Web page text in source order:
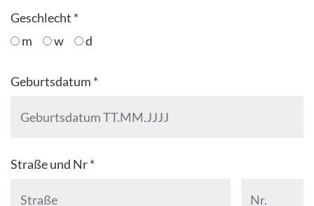
Geschlecht *
m
w d
Geburtsdatum *
Straße und Nr *